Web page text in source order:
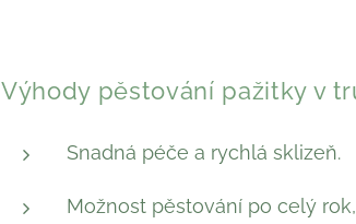
Výhody pěstování pažitky v
Snadná péče a rychlá sklizeň.
Možnost pěstování po celý